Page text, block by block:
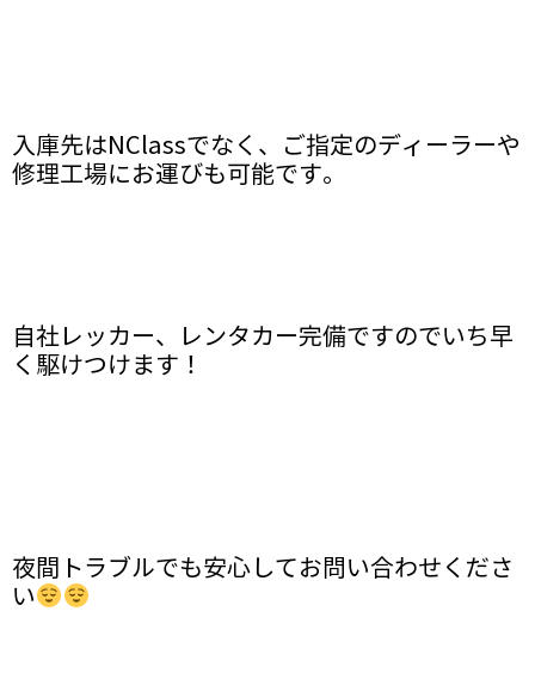
入庫先はNClassでなく、ご指定のディーラーや
修理工場にお運びも可能です。
自社レッカー、レンタカー完備ですのでいち早
く駆けつけます！
夜間トラブルでも安心してお問い合わせくださ
い